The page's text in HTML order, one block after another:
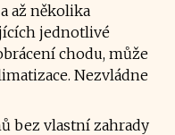
až několika
jednotlivé
chodu, může
Nezvládne
bez vlastní zahrady